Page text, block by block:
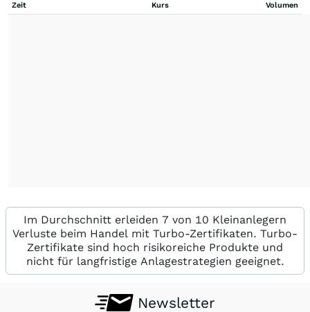
Zeit Kurs Volumen
Im Durchschnitt erleiden 7 von 10 Kleinanlegern
Verluste beim Handel mit Turbo-Zertifikaten. Turbo-
Zertifikate sind hoch risikoreiche Produkte und
nicht für langfristige Anlagestrategien geeignet.
Newsletter